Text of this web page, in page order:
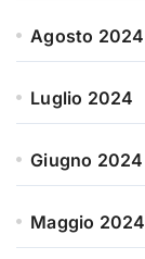
Agosto 2024
Luglio 2024
Giugno 2024
Maggio 2024